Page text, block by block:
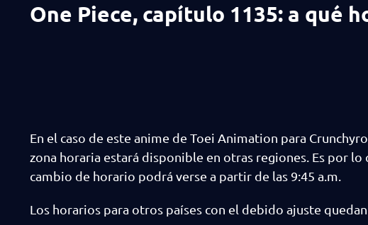
One Piece, capítulo 1135: a qué
En el caso de este anime de Toei Animation para
zona horaria estará disponible en otras regiones. Es por
cambio de horario podrá verse a partir de las 9:45 a.m.
Los horarios para otros países con el debido ajuste